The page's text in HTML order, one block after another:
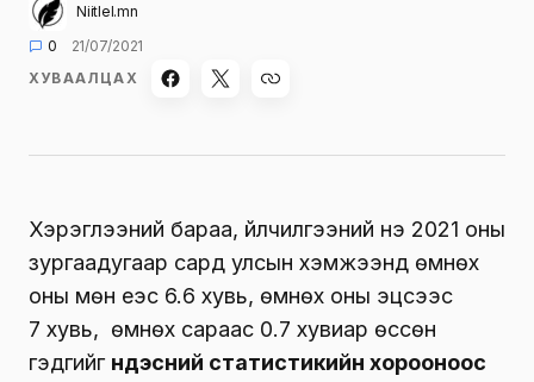
Niitlel.mn
0
21/07/2021
ХУВААЛЦАХ
Хэрэглээний бараа, үйлчилгээний үнэ 2021 оны
зургаадугаар сард улсын хэмжээнд өмнөх
оны мөн үеэс 6.6 хувь, өмнөх оны эцсээс
7 хувь, өмнөх сараас 0.7 хувиар өссөн
гэдгийг Үндэсний статистикийн хорооноос